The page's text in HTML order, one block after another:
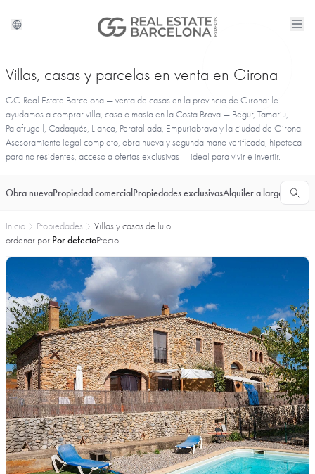
Villas, casas y parcelas en venta en Girona
GG Real Estate Barcelona — venta de casas en la provincia de Girona: le
ayudamos a comprar villa, casa o masía en la Costa Brava — Begur, Tamariu,
Palafrugell, Cadaqués, Llanca, Peratallada, Empuriabrava y la ciudad de Girona.
Asesoramiento legal completo, obra nueva y segunda mano verificada, hipoteca
para no residentes, acceso a ofertas exclusivas — ideal para vivir e invertir.
Obra nuevaPropiedad comercial Propiedades exclusivasAlquiler a largo plazo
Inicio Propiedades
Villas y casas de lujo
ordenar por:Por defectoPrecio